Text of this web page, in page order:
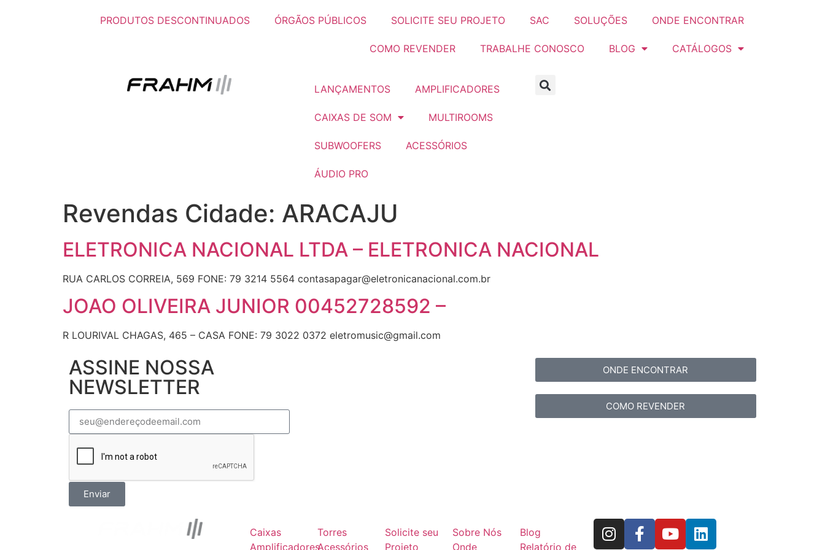
PRODUTOS DESCONTINUADOS ÓRGÃOS PÚBLICOS SOLICITE SEU PROJETO SAC SOLUÇÕES ONDE ENCONTRAR
COMO REVENDER TRABALHE CONOSCO BLOG CATÁLOGOS
LANÇAMENTOS AMPLIFICADORES
CAIXAS DE SOM MULTIROOMS
SUBWOOFERS ACESSÓRIOS
ÁUDIO PRO
Revendas Cidade: ARACAJU
ELETRONICA NACIONAL LTDA – ELETRONICA NACIONAL
RUA CARLOS CORREIA, 569 FONE: 79 3214 5564 contasapagar@eletronicanacional.com.br
JOAO OLIVEIRA JUNIOR 00452728592 –
R LOURIVAL CHAGAS, 465 – CASA FONE: 79 3022 0372 eletromusic@gmail.com
ASSINE NOSSA
NEWSLETTER
Enviar
ONDE ENCONTRAR
COMO REVENDER
Caixas
Amplificadores
Torres
Acessórios
Solicite seu
Projeto
Sobre Nós
Onde
Blog
Relatório de